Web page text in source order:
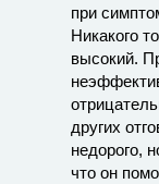
при
Никакого
высокий.
других
недорого,
что он